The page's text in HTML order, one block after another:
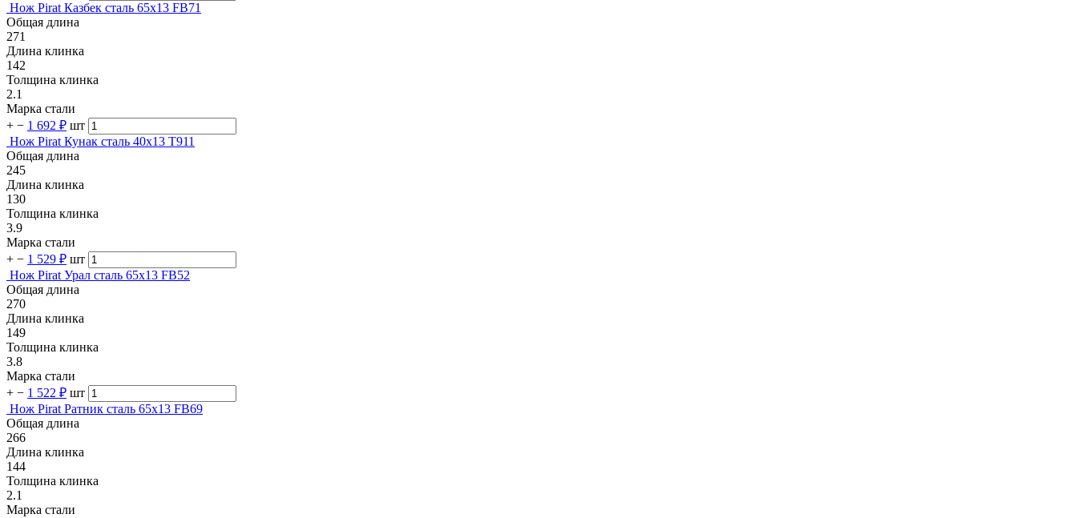
Нож Pirat Казбек сталь 65х13 FB71
Общая длина
271
Длина клинка
142
Толщина клинка
2.1
Марка стали
+ − 1 692 ₽ шт
Нож Pirat Кунак сталь 40х13 T911
Общая длина
245
Длина клинка
130
Толщина клинка
3.9
Марка стали
+ − 1 529 ₽ шт
Нож Pirat Урал сталь 65х13 FB52
Общая длина
270
Длина клинка
149
Толщина клинка
3.8
Марка стали
+ − 1 522 ₽ шт
Нож Pirat Ратник сталь 65х13 FB69
Общая длина
266
Длина клинка
144
Толщина клинка
2.1
Марка стали